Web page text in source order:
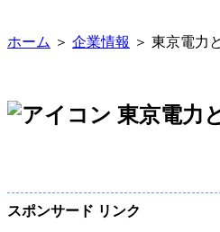
ホーム ＞ 企業情報 ＞ 東京電力
東京電力
スポンサード リンク